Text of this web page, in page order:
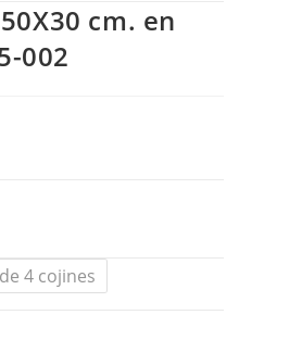
cm. en
002
4 cojines